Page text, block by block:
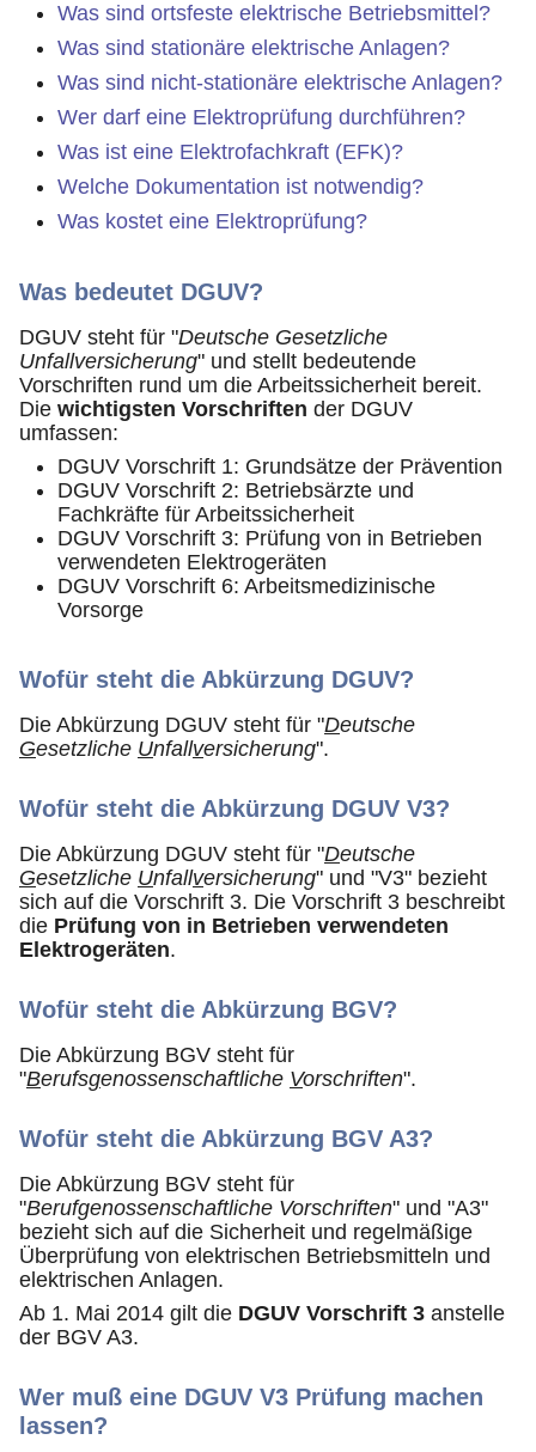
Was sind ortsfeste elektrische Betriebsmittel?
Was sind stationäre elektrische Anlagen?
Was sind nicht-stationäre elektrische Anlagen?
Wer darf eine Elektroprüfung durchführen?
Was ist eine Elektrofachkraft (EFK)?
Welche Dokumentation ist notwendig?
Was kostet eine Elektroprüfung?
Was bedeutet DGUV?
DGUV steht für "Deutsche Gesetzliche
Unfallversicherung" und stellt bedeutende
Vorschriften rund um die Arbeitssicherheit bereit.
Die wichtigsten Vorschriften der DGUV
umfassen:
DGUV Vorschrift 1: Grundsätze der Prävention
DGUV Vorschrift 2: Betriebsärzte und
Fachkräfte für Arbeitssicherheit
DGUV Vorschrift 3: Prüfung von in Betrieben
verwendeten Elektrogeräten
DGUV Vorschrift 6: Arbeitsmedizinische
Vorsorge
Wofür steht die Abkürzung DGUV?
Die Abkürzung DGUV steht für "Deutsche
Gesetzliche Unfallversicherung".
Wofür steht die Abkürzung DGUV V3?
Die Abkürzung DGUV steht für "Deutsche
Gesetzliche Unfallversicherung" und "V3" bezieht
sich auf die Vorschrift 3. Die Vorschrift 3 beschreibt
die Prüfung von in Betrieben verwendeten
Elektrogeräten.
Wofür steht die Abkürzung BGV?
Die Abkürzung BGV steht für
"Berufsgenossenschaftliche Vorschriften".
Wofür steht die Abkürzung BGV A3?
Die Abkürzung BGV steht für
"Berufgenossenschaftliche Vorschriften" und "A3"
bezieht sich auf die Sicherheit und regelmäßige
Überprüfung von elektrischen Betriebsmitteln und
elektrischen Anlagen.
Ab 1. Mai 2014 gilt die DGUV Vorschrift 3 anstelle
der BGV A3.
Wer muß eine DGUV V3 Prüfung machen
lassen?